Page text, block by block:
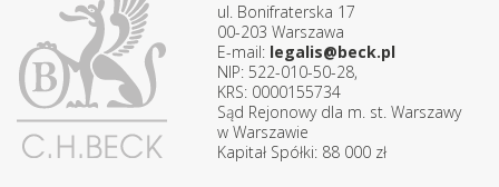
ul. Bonifraterska 17
00-203 Warszawa
E-mail: legalis@beck.pl
NIP: 522-010-50-28,
KRS: 0000155734
Sąd Rejonowy dla m. st. Warszawy
w Warszawie
Kapitał Spółki: 88 000 zł